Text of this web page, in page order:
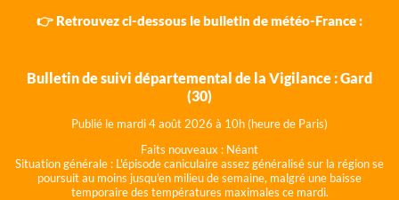
👉 Retrouvez ci-dessous le bulletin de météo-France :
Bulletin de suivi départemental de la Vigilance : Gard
(30)
Publié le mardi 4 août 2026 à 10h (heure de Paris)
Faits nouveaux : Néant
Situation générale : L'épisode caniculaire assez généralisé sur la région se
poursuit au moins jusqu'en milieu de semaine, malgré une baisse
temporaire des températures maximales ce mardi.